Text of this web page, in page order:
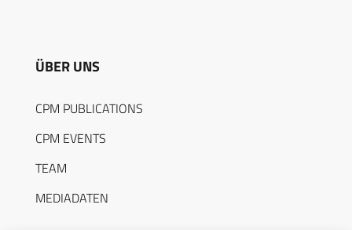
ÜBER UNS
CPM PUBLICATIONS
CPM EVENTS
TEAM
MEDIADATEN